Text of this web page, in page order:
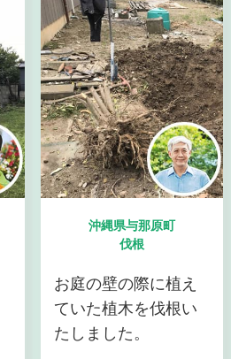
沖縄県与那原町
伐根
お庭の壁の際に植え
ていた植木を伐根い
たしました。